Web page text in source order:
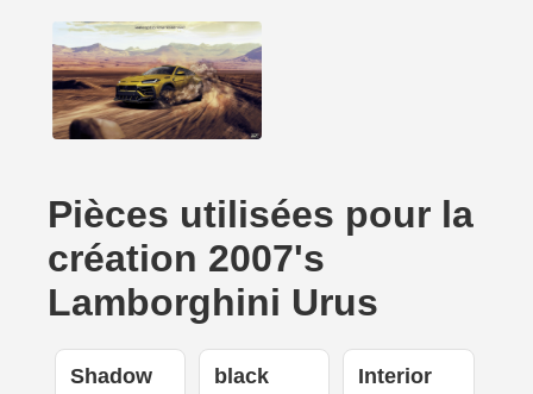
Pièces utilisées pour la
création 2007's
Lamborghini Urus
Shadow black Interior